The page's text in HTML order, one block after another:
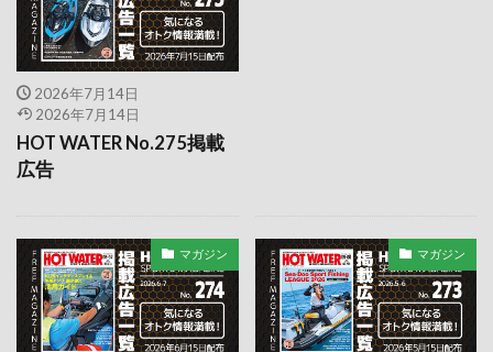
ライフジャケット
ライフジャケットレンタルステーション
ラディン
リストバンド
リバーポートマリーナ
レンタル
レンタルステーション
ロープワーク
ワールドカップ
ワールドシリーズ
ワールドファイナル
ワイズギア
2026年7月14日
2026年7月14日
HOT WATER No.275掲載
広告
マガジン マガジン